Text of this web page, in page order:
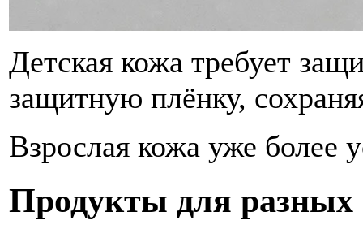
Детская кожа требует
защитную плёнку,
Взрослая кожа уже более
Продукты для разных